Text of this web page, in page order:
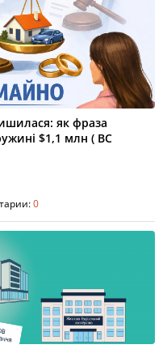
як фраза
$1,1 млн ( ВС
0